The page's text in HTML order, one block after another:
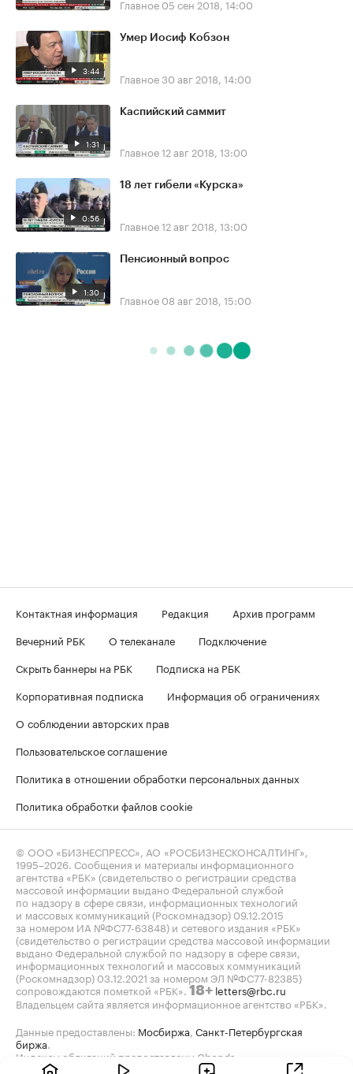
Главное 05 сен 2018, 14:00
3:44
Умер Иосиф Кобзон
Главное30 авг 2018, 14:00
1:31
Каспийский саммит
Главное12 авг 2018, 13:00
0:56
18 лет гибели «Курска»
Главное12 авг 2018, 13:00
1:30
Пенсионный вопрос
Главное 08 авг 2018, 15:00
Контактная информация Редакция
Архив программ
Вечерний РБК
О телеканале
Подключение
Скрыть баннеры на РБК
Подписка на РБК
Корпоративная подписка
Информация об ограничениях
О соблюдении авторских прав
Пользовательское соглашение
Политика в отношении обработки персональных данных
Политика обработки файлов cookie
© ООО «БИЗНЕСПРЕСС», АО «РОСБИЗНЕСКОНСАЛТИНГ»,
1995–2026 . Сообщения и материалы информационного
агентства «РБК» (свидетельство о регистрации средства
массовой информации выдано Федеральной службой
по надзору в сфере связи, информационных технологий
и массовых коммуникаций (Роскомнадзор) 09.12.2015
за номером ИА №ФС77-63848) и сетевого издания «РБК»
(свидетельство о регистрации средства массовой информации
выдано Федеральной службой по надзору в сфере связи,
информационных технологий и массовых коммуникаций
(Роскомнадзор) 03.12.2021 за номером ЭЛ №ФС77-82385)
сопровождаются пометкой «РБК». 18+ letters@rbc.ru
Владельцем сайта является информационное агентство «РБК».
Данные предоставлены: Мосбиржа Санкт-Петербургская
биржа
Индексы облигаций предоставлены Cbonds.